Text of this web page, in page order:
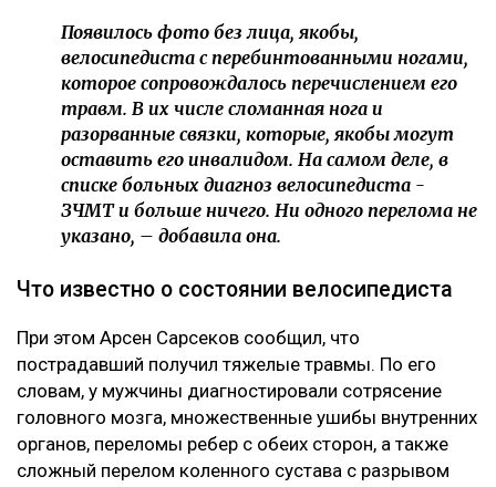
О возбуждении уголовного дела Динара Егеубаева
рассказалана своей странице в фейсбуке.
– Заявление подал велосипедист. За три дня
административное дело превратилось в
уголовное. Следователь требовал дать
подписку о неразглашении. Я отказалась.
Наложен запрет на выезд из страны, –
сообщила она.
Журналист не считает себя виновной в аварии. По ее
и сам врезался в ее автомобиль.
– Я на сто процентов уверена, что это был
заказ.
Появилось фото без лица, якобы,